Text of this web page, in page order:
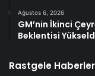
Ağustos 6, 2026
GM’nin İkinci
Beklentisi
Rastgele Haberler